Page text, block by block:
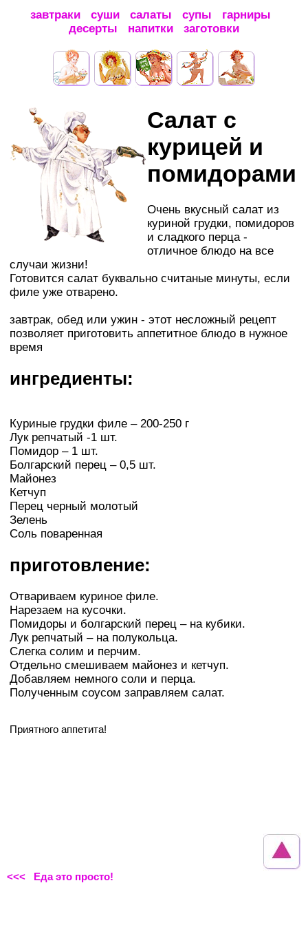
завтраки суши салаты супы
гарниры
десерты
напитки заготовки
Салат с
курицей и
помидорами
Очень вкусный салат из
куриной грудки, помидоров
и сладкого перца -
отличное блюдо на все
случаи жизни!
Готовится салат буквально считаные минуты, если
филе уже отварено.
завтрак, обед или ужин - этот несложный рецепт
позволяет приготовить аппетитное блюдо в нужное
время
ингредиенты:
Куриные грудки филе – 200-250 г
Лук репчатый -1 шт.
Помидор – 1 шт.
Болгарский перец – 0,5 шт.
Майонез
Кетчуп
Перец черный молотый
Зелень
Соль поваренная
приготовление:
Отвариваем куриное филе.
Нарезаем на кусочки.
Помидоры и болгарский перец – на кубики.
Лук репчатый – на полукольца.
Слегка солим и перчим.
Отдельно смешиваем майонез и кетчуп.
Добавляем немного соли и перца.
Полученным соусом заправляем салат.
Приятного аппетита!
<<< Еда это просто!